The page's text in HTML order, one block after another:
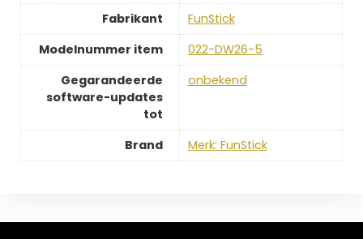
Fabrikant
‎FunStick
Modelnummer item
‎022-DW26-5
Gegarandeerde
software-updates
tot
‎onbekend
Brand Merk: FunStick